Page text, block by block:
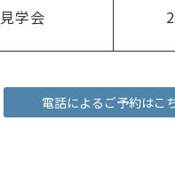
見学会
電話によるご予約はこ